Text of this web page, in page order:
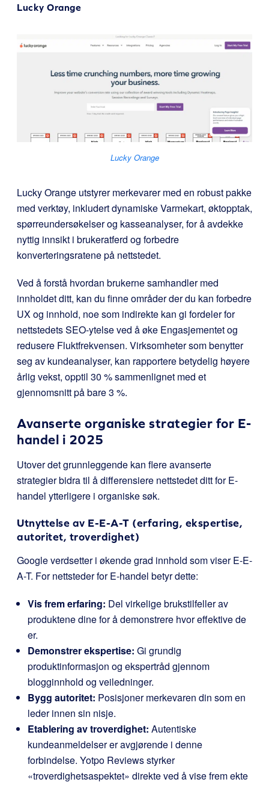
Lucky Orange
Lucky Orange
Lucky Orange utstyrer merkevarer med en robust pakke
med verktøy, inkludert dynamiske Varmekart, øktopptak,
spørreundersøkelser og kasseanalyser, for å avdekke
nyttig innsikt i brukeratferd og forbedre
konverteringsratene på nettstedet.
Ved å forstå hvordan brukerne samhandler med
innholdet ditt, kan du finne områder der du kan forbedre
UX og innhold, noe som indirekte kan gi fordeler for
nettstedets SEO-ytelse ved å øke Engasjementet og
redusere Fluktfrekvensen. Virksomheter som benytter
seg av kundeanalyser, kan rapportere betydelig høyere
årlig vekst, opptil 30 % sammenlignet med et
gjennomsnitt på bare 3 %.
Avanserte organiske strategier for E-
handel i 2025
Utover det grunnleggende kan flere avanserte
strategier bidra til å differensiere nettstedet ditt for E-
handel ytterligere i organiske søk.
Utnyttelse av E-E-A-T (erfaring, ekspertise,
autoritet, troverdighet)
Google verdsetter i økende grad innhold som viser E-E-
A-T. For nettsteder for E-handel betyr dette:
Vis frem erfaring: Del virkelige brukstilfeller av
produktene dine for å demonstrere hvor effektive de
er.
Demonstrer ekspertise: Gi grundig
produktinformasjon og ekspertråd gjennom
blogginnhold og veiledninger.
Bygg autoritet: Posisjoner merkevaren din som en
leder innen sin nisje.
Etablering av troverdighet: Autentiske
kundeanmeldelser er avgjørende i denne
forbindelse. Yotpo Reviews styrker
«troverdighetsaspektet» direkte ved å vise frem ekte